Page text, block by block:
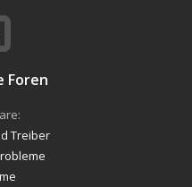
Foren
Treiber